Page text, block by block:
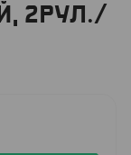
2РУЛ./